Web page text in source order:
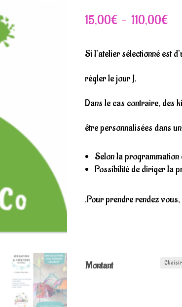
15,00€ – 110,00€
Si l’atelier sélectionné est
régler le jour J.
Dans le cas contraire, des
être personnalisées dans
Selon la programmation
Possibilité de diriger la
.Pour prendre rendez
Montant